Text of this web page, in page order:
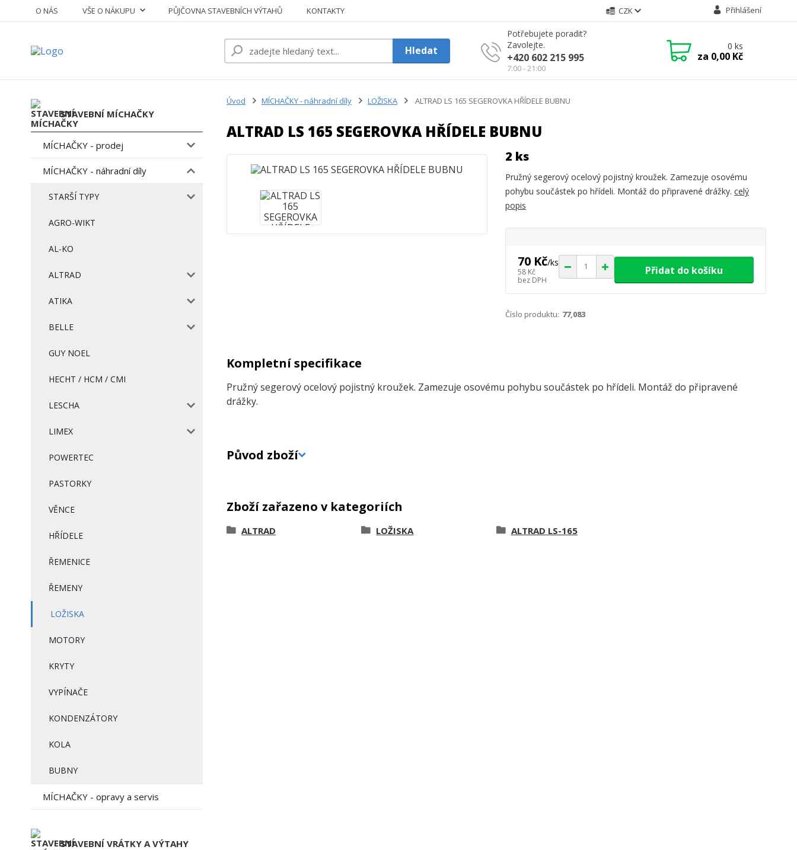
O NÁS VŠE O NÁKUPU PŮJČOVNA STAVEBNÍCH VÝTAHŮ KONTAKTY CZK Přihlášení
Hledat
Potřebujete poradit?
Zavolejte.
+420 602 215 995
7:00 - 21:00
0ks
za 0,00 Kč
STAVEBNÍ MÍCHAČKY
MÍCHAČKY - prodej
MÍCHAČKY - náhradní díly
STARŠÍ TYPY
AGRO-WIKT
AL-KO
ALTRAD
ATIKA
BELLE
GUY NOEL
HECHT / HCM / CMI
LESCHA
LIMEX
POWERTEC
PASTORKY
VĚNCE
HŘÍDELE
ŘEMENICE
ŘEMENY
LOŽISKA
MOTORY
KRYTY
VYPÍNAČE
KONDENZÁTORY
KOLA
BUBNY
MÍCHAČKY - opravy a servis
STAVEBNÍ VRÁTKY A VÝTAHY
Úvod MÍCHAČKY - náhradní díly LOŽISKA ALTRAD LS 165 SEGEROVKA HŘÍDELE BUBNU
ALTRAD LS 165 SEGEROVKA HŘÍDELE BUBNU
2 ks
Pružný segerový ocelový pojistný kroužek. Zamezuje osovému
pohybu součástek po hřídeli. Montáž do připravené drážky. celý
popis
70 Kč/ks
58 Kč
bez DPH
Přidat do košíku
Číslo produktu: 77,083
Kompletní specifikace
Pružný segerový ocelový pojistný kroužek. Zamezuje osovému pohybu součástek po hřídeli. Montáž do připravené
drážky.
Původ zboží
Zboží zařazeno v kategoriích
ALTRAD LOŽISKA ALTRAD LS-165